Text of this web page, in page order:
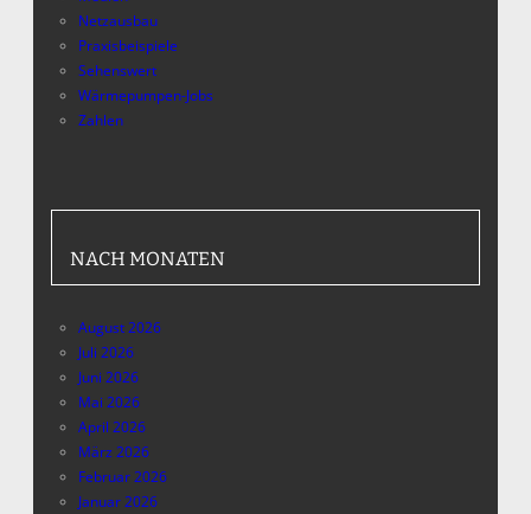
Netzausbau
Praxisbeispiele
Sehenswert
Wärmepumpen-Jobs
Zahlen
NACH MONATEN
August 2026
Juli 2026
Juni 2026
Mai 2026
April 2026
März 2026
Februar 2026
Januar 2026